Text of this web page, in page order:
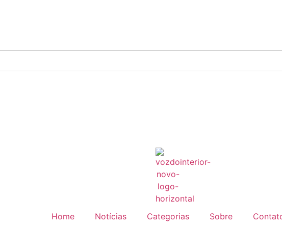
Home Notícias Categorias Sobre